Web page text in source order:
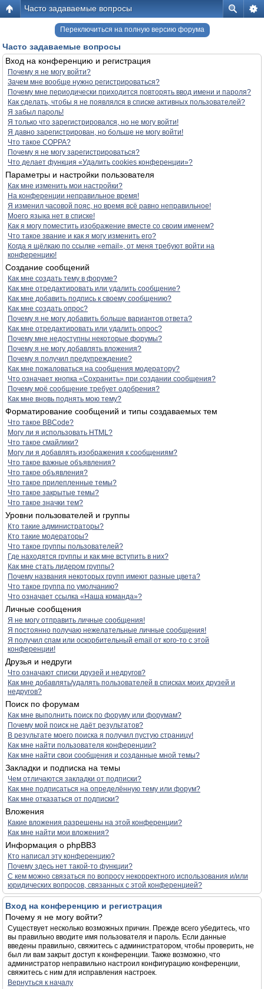
Часто задаваемые вопросы
Переключиться на полную версию форума
Часто задаваемые вопросы
Вход на конференцию и регистрация
Почему я не могу войти?
Зачем мне вообще нужно регистрироваться?
Почему мне периодически приходится повторять ввод имени и пароля?
Как сделать, чтобы я не появлялся в списке активных пользователей?
Я забыл пароль!
Я только что зарегистрировался, но не могу войти!
Я давно зарегистрирован, но больше не могу войти!
Что такое COPPA?
Почему я не могу зарегистрироваться?
Что делает функция «Удалить cookies конференции»?
Параметры и настройки пользователя
Как мне изменить мои настройки?
На конференции неправильное время!
Я изменил часовой пояс, но время всё равно неправильное!
Моего языка нет в списке!
Как я могу поместить изображение вместе со своим именем?
Что такое звание и как я могу изменить его?
Когда я щёлкаю по ссылке «email», от меня требуют войти на
конференцию!
Создание сообщений
Как мне создать тему в форуме?
Как мне отредактировать или удалить сообщение?
Как мне добавить подпись к своему сообщению?
Как мне создать опрос?
Почему я не могу добавить больше вариантов ответа?
Как мне отредактировать или удалить опрос?
Почему мне недоступны некоторые форумы?
Почему я не могу добавлять вложения?
Почему я получил предупреждение?
Как мне пожаловаться на сообщения модератору?
Что означает кнопка «Сохранить» при создании сообщения?
Почему моё сообщение требует одобрения?
Как мне вновь поднять мою тему?
Форматирование сообщений и типы создаваемых тем
Что такое BBCode?
Могу ли я использовать HTML?
Что такое смайлики?
Могу ли я добавлять изображения к сообщениям?
Что такое важные объявления?
Что такое объявления?
Что такое прилепленные темы?
Что такое закрытые темы?
Что такое значки тем?
Уровни пользователей и группы
Кто такие администраторы?
Кто такие модераторы?
Что такое группы пользователей?
Где находятся группы и как мне вступить в них?
Как мне стать лидером группы?
Почему названия некоторых групп имеют разные цвета?
Что такое группа по умолчанию?
Что означает ссылка «Наша команда»?
Личные сообщения
Я не могу отправить личные сообщения!
Я постоянно получаю нежелательные личные сообщения!
Я получил спам или оскорбительный email от кого-то с этой
конференции!
Друзья и недруги
Что означают списки друзей и недругов?
Как мне добавлять/удалять пользователей в списках моих друзей и
недругов?
Поиск по форумам
Как мне выполнить поиск по форуму или форумам?
Почему мой поиск не даёт результатов?
В результате моего поиска я получил пустую страницу!
Как мне найти пользователя конференции?
Как мне найти свои сообщения и созданные мной темы?
Закладки и подписка на темы
Чем отличаются закладки от подписки?
Как мне подписаться на определённую тему или форум?
Как мне отказаться от подписки?
Вложения
Какие вложения разрешены на этой конференции?
Как мне найти мои вложения?
Информация о phpBB3
Кто написал эту конференцию?
Почему здесь нет такой-то функции?
С кем можно связаться по вопросу некорректного использования и/или
юридических вопросов, связанных с этой конференцией?
Вход на конференцию и регистрация
Почему я не могу войти?
Существует несколько возможных причин. Прежде всего убедитесь, что
вы правильно вводите имя пользователя и пароль. Если данные
введены правильно, свяжитесь с администратором, чтобы проверить, не
был ли вам закрыт доступ к конференции. Также возможно, что
администратор неправильно настроил конфигурацию конференции,
свяжитесь с ним для исправления настроек.
Вернуться к началу